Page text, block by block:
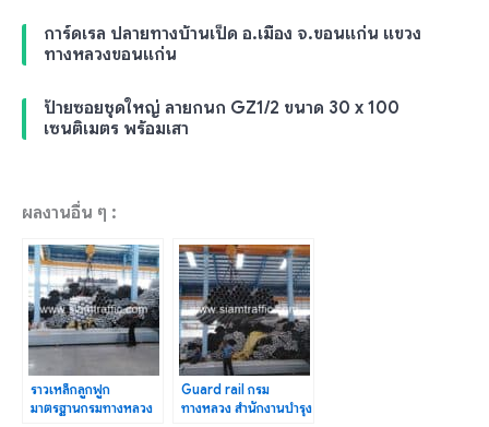
การ์ดเรล ปลายทางบ้านเป็ด อ.เมือง จ.ขอนแก่น แขวง
ทางหลวงขอนแก่น
ป้ายซอยชุดใหญ่ ลายกนก GZ1/2 ขนาด 30 x 100
เซนติเมตร พร้อมเสา
ผลงานอื่น ๆ :
ราวเหล็กลูกฟูก
มาตรฐานกรมทางหลวง
Guard rail กรม
ทางหลวง สำนักงานบำรุง